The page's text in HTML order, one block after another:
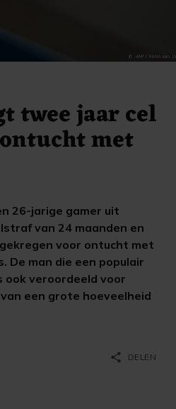
twee jaar cel
met
26-jarige gamer uit
van 24 maanden en
voor ontucht met
De man die een populair
ook veroordeeld voor
een grote hoeveelheid
share DELEN